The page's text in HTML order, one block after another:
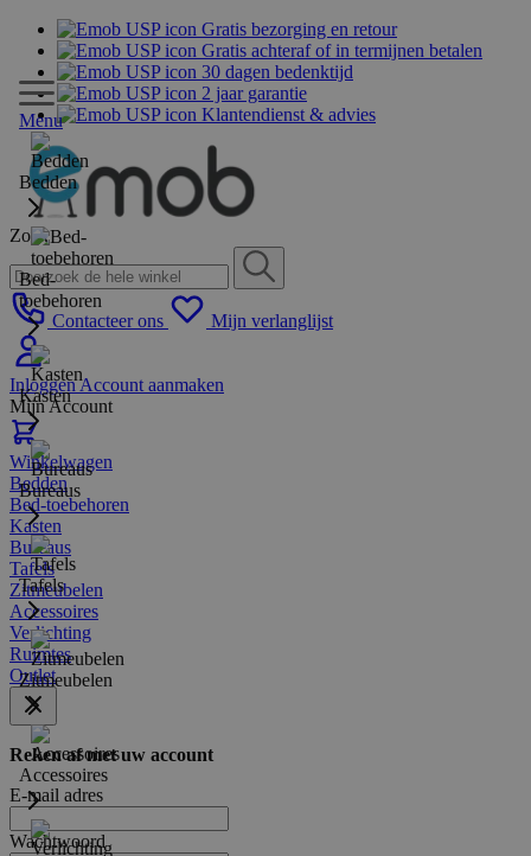
Gratis bezorging en retour
Gratis achteraf of in termijnen betalen
30 dagen bedenktijd
2 jaar garantie
Klantendienst & advies
Zoek
Contacteer ons Mijn verlanglijst
InloggenAccount aanmaken
Mijn Account
Winkelwagen
Menu
Bedden
Bed-
toebehoren
Kasten
Bureaus
Tafels
Zitmeubelen
Accessoires
Bedden
Bed-toebehoren
Kasten
Bureaus
Tafels
Zitmeubelen
Accessoires
Verlichting
Ruimtes
Outlet
Reken af met uw account
E-mail adres
Wachtwoord